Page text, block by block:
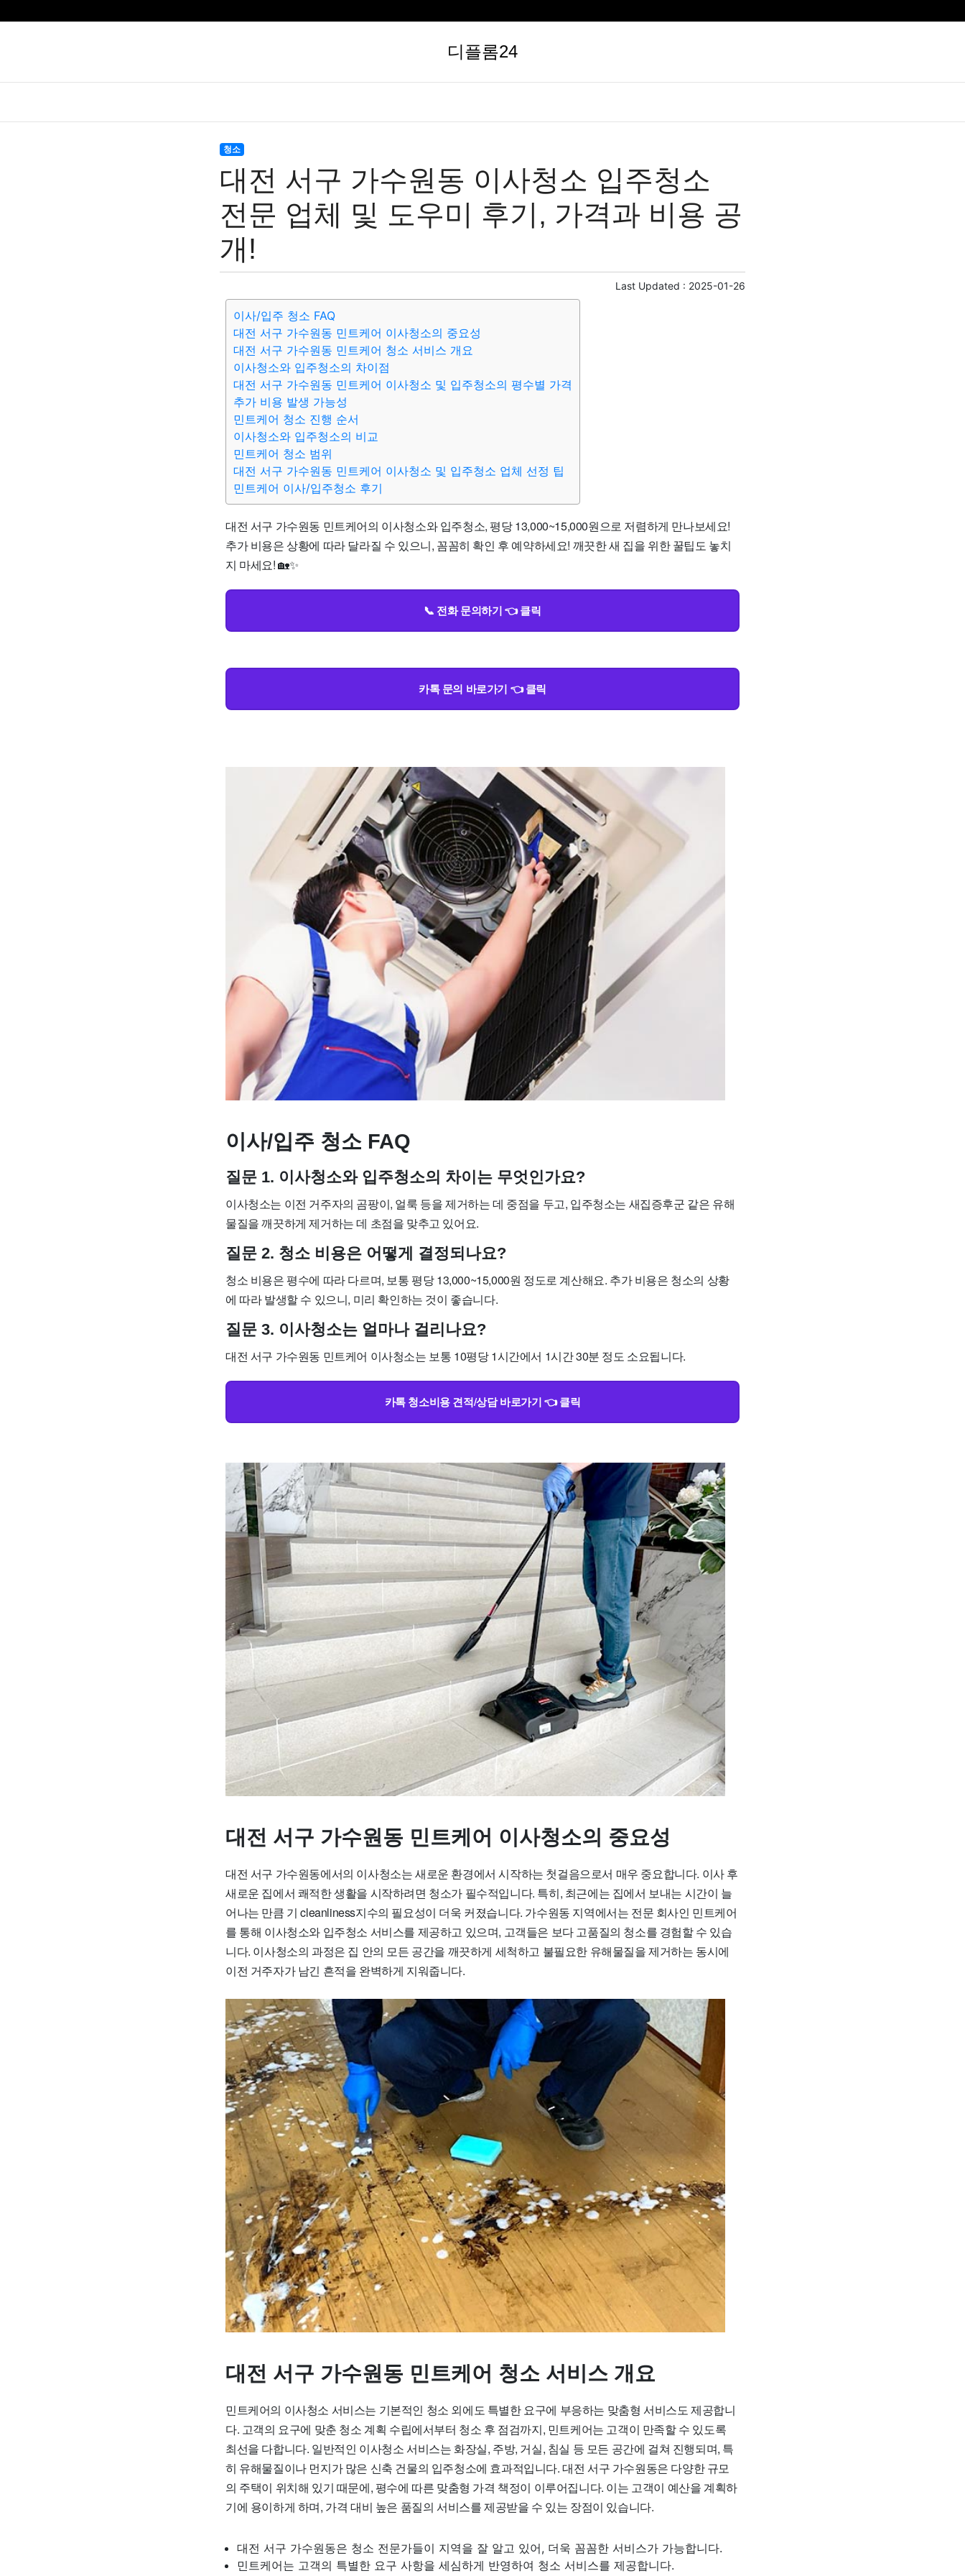
디플롬24
청소
대전 서구 가수원동 이사청소 입주청소
전문 업체 및 도우미 후기, 가격과 비용 공
개!
Last Updated : 2025-01-26
이사/입주 청소 FAQ
대전 서구 가수원동 민트케어 이사청소의 중요성
대전 서구 가수원동 민트케어 청소 서비스 개요
이사청소와 입주청소의 차이점
대전 서구 가수원동 민트케어 이사청소 및 입주청소의 평수별 가격
추가 비용 발생 가능성
민트케어 청소 진행 순서
이사청소와 입주청소의 비교
민트케어 청소 범위
대전 서구 가수원동 민트케어 이사청소 및 입주청소 업체 선정 팁
민트케어 이사/입주청소 후기
대전 서구 가수원동 민트케어의 이사청소와 입주청소, 평당 13,000~15,000원으로 저렴하게 만나보세요!
추가 비용은 상황에 따라 달라질 수 있으니, 꼼꼼히 확인 후 예약하세요! 깨끗한 새 집을 위한 꿀팁도 놓치
지 마세요! 🏡✨
📞 전화 문의하기 👈 클릭
카톡 문의 바로가기 👈 클릭
이사/입주 청소 FAQ
질문 1. 이사청소와 입주청소의 차이는 무엇인가요?
이사청소는 이전 거주자의 곰팡이, 얼룩 등을 제거하는 데 중점을 두고, 입주청소는 새집증후군 같은 유해
물질을 깨끗하게 제거하는 데 초점을 맞추고 있어요.
질문 2. 청소 비용은 어떻게 결정되나요?
청소 비용은 평수에 따라 다르며, 보통 평당 13,000~15,000원 정도로 계산해요. 추가 비용은 청소의 상황
에 따라 발생할 수 있으니, 미리 확인하는 것이 좋습니다.
질문 3. 이사청소는 얼마나 걸리나요?
대전 서구 가수원동 민트케어 이사청소는 보통 10평당 1시간에서 1시간 30분 정도 소요됩니다.
카톡 청소비용 견적/상담 바로가기 👈 클릭
대전 서구 가수원동 민트케어 이사청소의 중요성
대전 서구 가수원동에서의 이사청소는 새로운 환경에서 시작하는 첫걸음으로서 매우 중요합니다. 이사 후
새로운 집에서 쾌적한 생활을 시작하려면 청소가 필수적입니다. 특히, 최근에는 집에서 보내는 시간이 늘
어나는 만큼 기 cleanliness지수의 필요성이 더욱 커졌습니다. 가수원동 지역에서는 전문 회사인 민트케어
를 통해 이사청소와 입주청소 서비스를 제공하고 있으며, 고객들은 보다 고품질의 청소를 경험할 수 있습
니다. 이사청소의 과정은 집 안의 모든 공간을 깨끗하게 세척하고 불필요한 유해물질을 제거하는 동시에
이전 거주자가 남긴 흔적을 완벽하게 지워줍니다.
대전 서구 가수원동 민트케어 청소 서비스 개요
민트케어의 이사청소 서비스는 기본적인 청소 외에도 특별한 요구에 부응하는 맞춤형 서비스도 제공합니
다. 고객의 요구에 맞춘 청소 계획 수립에서부터 청소 후 점검까지, 민트케어는 고객이 만족할 수 있도록
최선을 다합니다. 일반적인 이사청소 서비스는 화장실, 주방, 거실, 침실 등 모든 공간에 걸쳐 진행되며, 특
히 유해물질이나 먼지가 많은 신축 건물의 입주청소에 효과적입니다. 대전 서구 가수원동은 다양한 규모
의 주택이 위치해 있기 때문에, 평수에 따른 맞춤형 가격 책정이 이루어집니다. 이는 고객이 예산을 계획하
기에 용이하게 하며, 가격 대비 높은 품질의 서비스를 제공받을 수 있는 장점이 있습니다.
대전 서구 가수원동은 청소 전문가들이 지역을 잘 알고 있어, 더욱 꼼꼼한 서비스가 가능합니다.
민트케어는 고객의 특별한 요구 사항을 세심하게 반영하여 청소 서비스를 제공합니다.